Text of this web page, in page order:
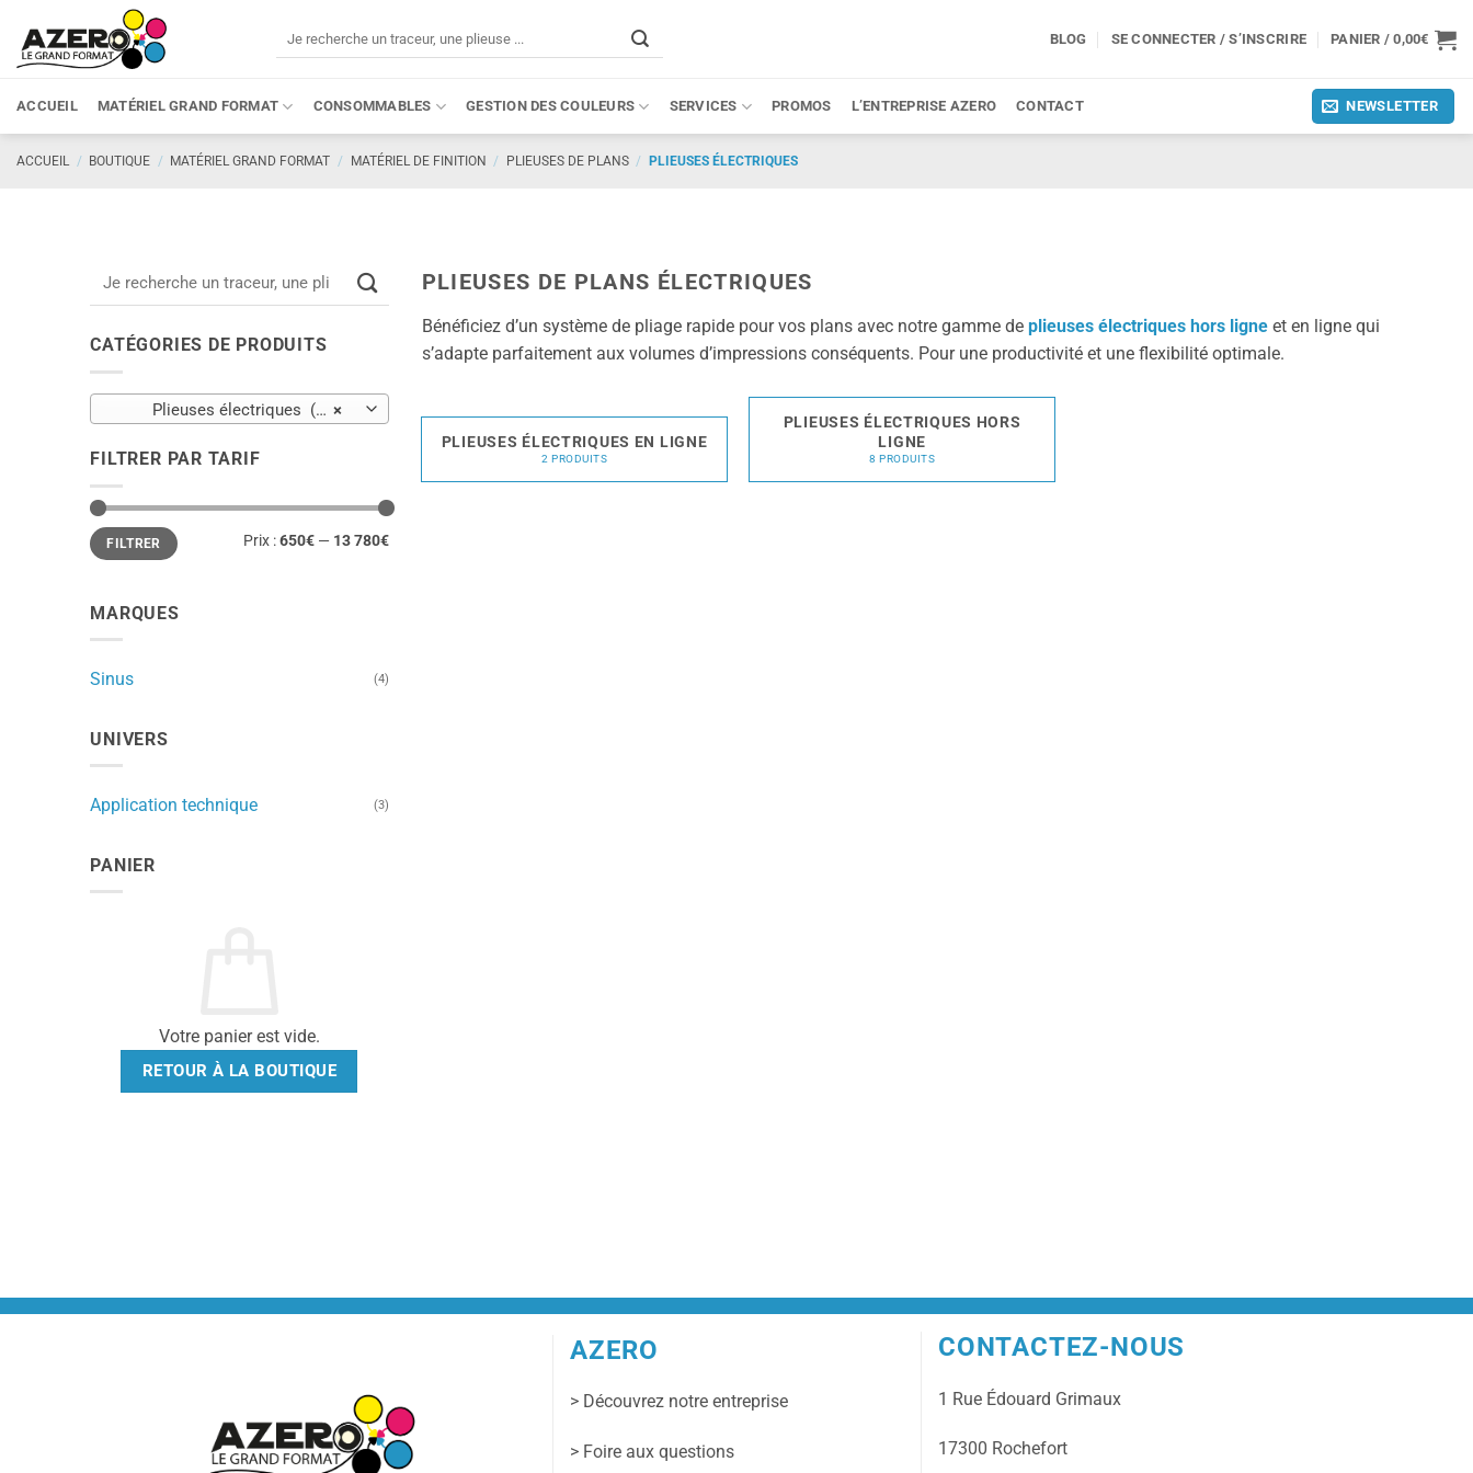
contenu
BLOG SE CONNECTER / S’INSCRIRE PANIER /0,00€
ACCUEIL MATÉRIEL GRAND FORMAT CONSOMMABLES GESTION DES COULEURS SERVICES PROMOS L’ENTREPRISE AZERO CONTACT NEWSLETTER
ACCUEIL / BOUTIQUE / MATÉRIEL GRAND FORMAT / MATÉRIEL DE FINITION / PLIEUSES DE PLANS / PLIEUSES ÉLECTRIQUES
Recherche
CATÉGORIES DE PRODUITS
×
Plieuses électriques (10)
FILTRER PAR TARIF
Prix
min
Prix
maxFILTRER Prix :650€— 13 780€
MARQUES
Sinus (4)
UNIVERS
Application technique (3)
PANIER
Votre panier est vide.
RETOUR À LA BOUTIQUE
PLIEUSES DE PLANS ÉLECTRIQUES
Bénéficiez d’un système de pliage rapide pour vos plans avec notre gamme de plieuses électriques hors ligneet en ligne qui
s’adapte parfaitement aux volumes d’impressions conséquents. Pour une productivité et une flexibilité optimale.
PLIEUSES ÉLECTRIQUES EN LIGNE
2 PRODUITS
PLIEUSES ÉLECTRIQUES HORS
LIGNE
8 PRODUITS
AZERO
> Découvrez notre entreprise
> Foire aux questions
CONTACTEZ-NOUS
1 Rue Édouard Grimaux
17300 Rochefort